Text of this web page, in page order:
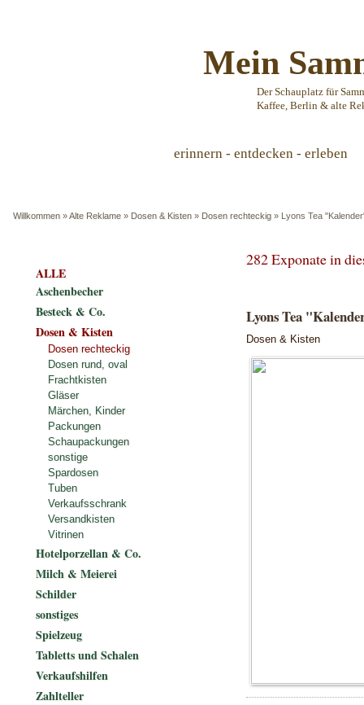
Mein
Der Schauplatz für
Kaffee, Berlin & alte
erinnern - entdecken - erleben
Willkommen »Alte Reklame » Dosen & Kisten » Dosen rechteckig » Lyons Tea
282 Exponate in
Lyons Tea
Dosen & Kisten
ALLE
Aschenbecher
Besteck & Co.
Dosen & Kisten
Dosen rechteckig
Dosen rund, oval
Frachtkisten
Gläser
Märchen, Kinder
Packungen
Schaupackungen
sonstige
Spardosen
Tuben
Verkaufsschrank
Versandkisten
Vitrinen
Hotelporzellan & Co.
Milch & Meierei
Schilder
sonstiges
Spielzeug
Tabletts und Schalen
Verkaufshilfen
Zahlteller